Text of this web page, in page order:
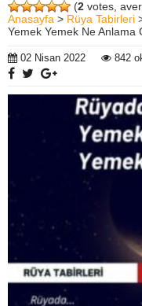
(2 votes,
Anasayfa > Rüya Tabirleri
Yemek Yemek Ne Anlama
02 Nisan 2022 842